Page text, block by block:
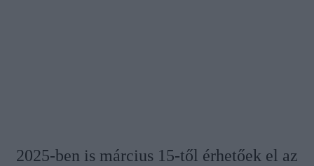
2025-ben is március 15-től érhetőek el az